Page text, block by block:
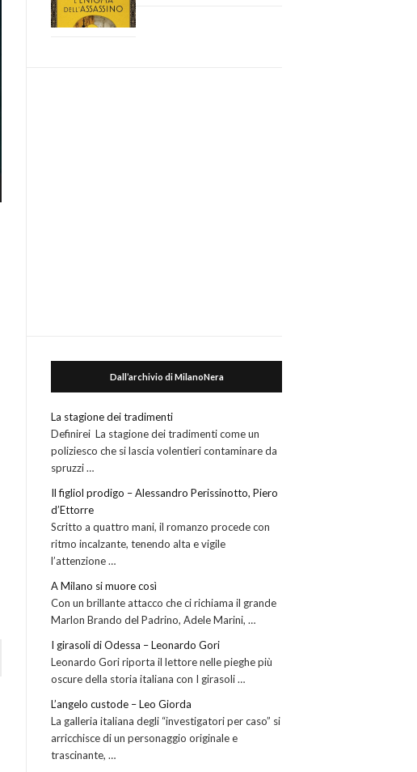
Dall’archivio di MilanoNera
La stagione dei tradimenti
Definirei La stagione dei tradimenti come un
poliziesco che si lascia volentieri contaminare da
spruzzi …
Il figliol prodigo – Alessandro Perissinotto, Piero
d’Ettorre
Scritto a quattro mani, il romanzo procede con
ritmo incalzante, tenendo alta e vigile
l’attenzione …
A Milano si muore così
Con un brillante attacco che ci richiama il grande
Marlon Brando del Padrino, Adele Marini, …
I girasoli di Odessa – Leonardo Gori
Leonardo Gori riporta il lettore nelle pieghe più
oscure della storia italiana con I girasoli …
L’angelo custode – Leo Giorda
La galleria italiana degli “investigatori per caso” si
arricchisce di un personaggio originale e
trascinante, …